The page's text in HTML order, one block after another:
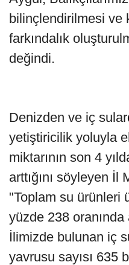
bilinçlendirilmesi ve
farkındalık
değindi.
Denizden ve iç
yetiştiricilik yoluyla
miktarının son 4
arttığını söyleyen
"Toplam su ürünleri
yüzde 238 oranında
İlimizde bulunan iç
yavrusu sayısı 635